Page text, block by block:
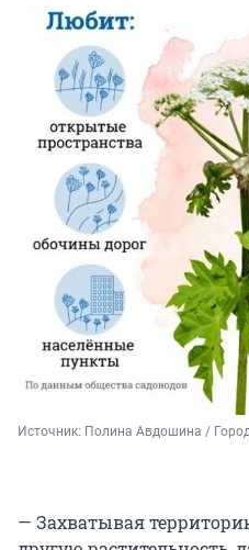
Источник: Полина Авдошина /
— Захватывая